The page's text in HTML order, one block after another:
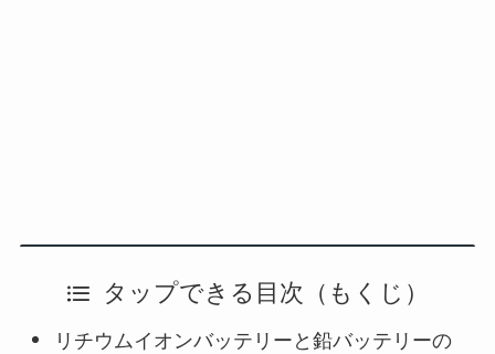
タップできる目次（もくじ）
リチウムイオンバッテリーと鉛バッテリーの